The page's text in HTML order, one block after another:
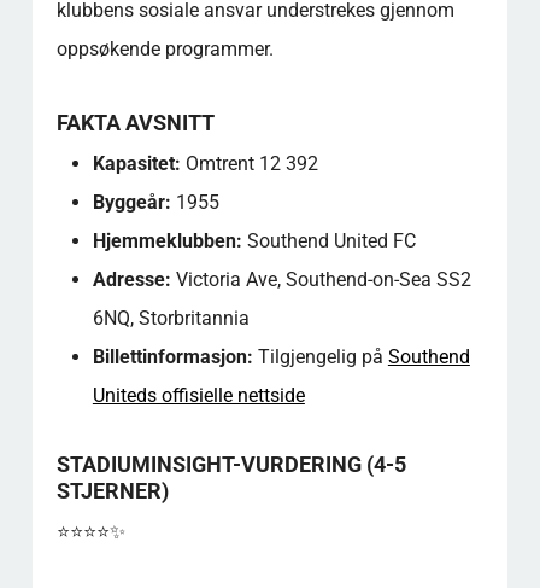
klubbens sosiale ansvar understrekes gjennom
oppsøkende programmer.
FAKTA AVSNITT
Kapasitet: Omtrent 12 392
Byggeår: 1955
Hjemmeklubben: Southend United FC
Adresse: Victoria Ave, Southend-on-Sea SS2
6NQ, Storbritannia
Billettinformasjon: Tilgjengelig på Southend
Uniteds offisielle nettside
STADIUMINSIGHT-VURDERING (4-5
STJERNER)
⭐️⭐️⭐️⭐️✨